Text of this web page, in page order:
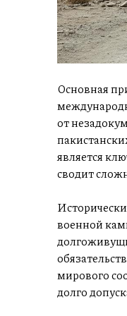
Основная
от
является
сводит
военной
мирового
долго